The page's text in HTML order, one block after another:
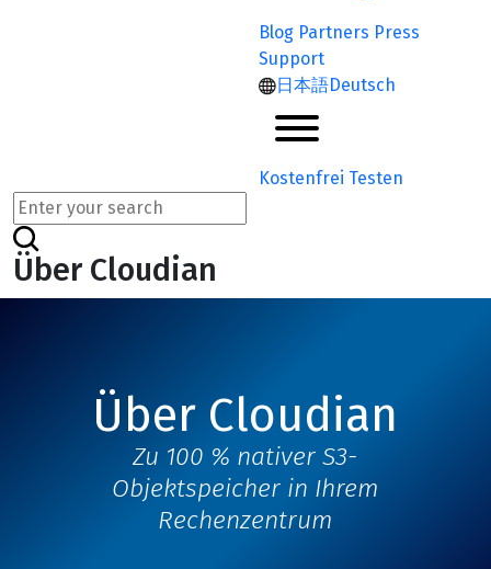
Blog Partners Press
Support
日本語Deutsch
Kostenfrei Testen
Über Cloudian
Über Cloudian
Zu 100 % nativer S3-
Objektspeicher in Ihrem
Rechenzentrum